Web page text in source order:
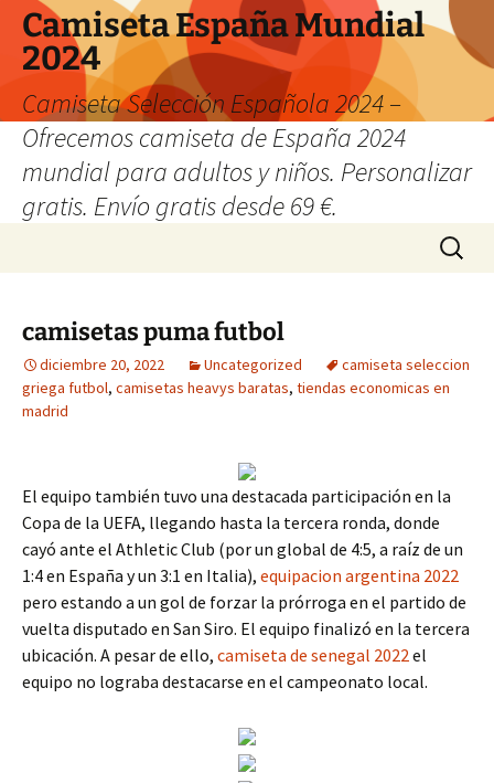
Camiseta España Mundial
2024
Camiseta Selección Española 2024 –
Ofrecemos camiseta de España 2024
mundial para adultos y niños. Personalizar
gratis. Envío gratis desde 69 €.
Buscar:
camisetas puma futbol
diciembre 20, 2022 Uncategorized
camiseta seleccion
griega futbol, camisetas heavys baratas, tiendas economicas en
madrid
El equipo también tuvo una destacada participación en la
Copa de la UEFA, llegando hasta la tercera ronda, donde
cayó ante el Athletic Club (por un global de 4:5, a raíz de un
1:4 en España y un 3:1 en Italia), equipacion argentina 2022
pero estando a un gol de forzar la prórroga en el partido de
vuelta disputado en San Siro. El equipo finalizó en la tercera
ubicación. A pesar de ello, camiseta de senegal 2022el
equipo no lograba destacarse en el campeonato local.